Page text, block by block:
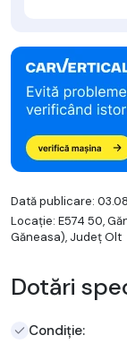
Dată publicare:
Locație: E574 50,
Găneasa), Județ Olt
Dotări
Condiție: